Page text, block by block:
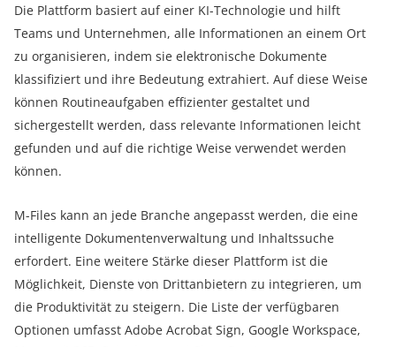
Die Plattform basiert auf einer KI-Technologie und hilft
Teams und Unternehmen, alle Informationen an einem Ort
zu organisieren, indem sie elektronische Dokumente
klassifiziert und ihre Bedeutung extrahiert. Auf diese Weise
können Routineaufgaben effizienter gestaltet und
sichergestellt werden, dass relevante Informationen leicht
gefunden und auf die richtige Weise verwendet werden
können.
M-Files kann an jede Branche angepasst werden, die eine
intelligente Dokumentenverwaltung und Inhaltssuche
erfordert. Eine weitere Stärke dieser Plattform ist die
Möglichkeit, Dienste von Drittanbietern zu integrieren, um
die Produktivität zu steigern. Die Liste der verfügbaren
Optionen umfasst Adobe Acrobat Sign, Google Workspace,